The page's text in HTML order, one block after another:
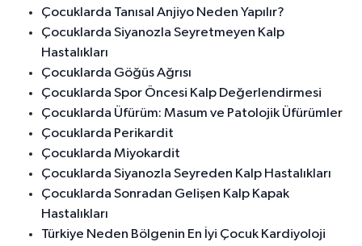
Çocuklarda Tanısal Anjiyo Neden Yapılır?
Çocuklarda Siyanozla Seyretmeyen Kalp
Hastalıkları
Çocuklarda Göğüs Ağrısı
Çocuklarda Spor Öncesi Kalp Değerlendirmesi
Çocuklarda Üfürüm: Masum ve Patolojik Üfürümler
Çocuklarda Perikardit
Çocuklarda Miyokardit
Çocuklarda Siyanozla Seyreden Kalp Hastalıkları
Çocuklarda Sonradan Gelişen Kalp Kapak
Hastalıkları
Türkiye Neden Bölgenin En İyi Çocuk Kardiyoloji